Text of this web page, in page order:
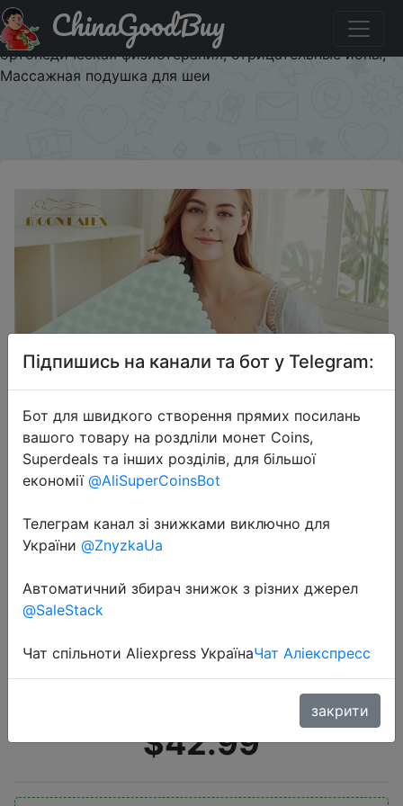
Код на знижку NATURALLATEX Подушка из
натурального латекса Moonlatex Thailand, лечебная
ортопедическая физиотерапия, отрицательные ионы,
Массажная подушка для шеи
ChinaGoodBuy
2020-08-10
Moonlatex Thailand, лечебная
ортопедическая физиотерапия,
отрицательные ионы, Массажная
подушка для шеи
$42.99
Підпишись на канали та бот у Telegram:
Бот для швидкого створення прямих посилань
вашого товару на роздліли монет Coins,
Superdeals та інших розділів, для більшої
економії @AliSuperCoinsBot
Телеграм канал зі знижками виключно для
України @ZnyzkaUa
Автоматичний збирач знижок з різних джерел
@SaleStack
Чат спільноти Aliexpress УкраїнаЧат Аліекспресс
закрити